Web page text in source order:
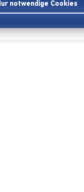
notwendige Cookies